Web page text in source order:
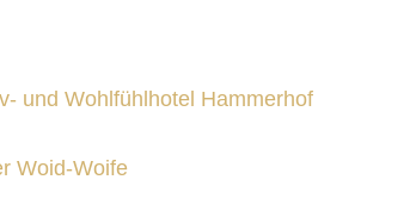
Woid-Woife